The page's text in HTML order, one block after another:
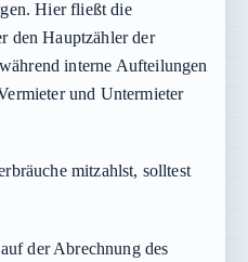
Hier fließt die
den Hauptzähler der
interne Aufteilungen
und Untermieter
mitzahlst, solltest
der Abrechnung des